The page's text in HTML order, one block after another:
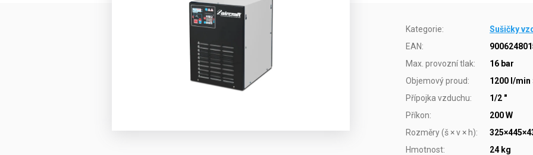
Kategorie:
Sušičky
EAN:
Max. provozní tlak:
16 bar
Objemový proud:
1200 l/min
Přípojka vzduchu:
1/2 "
Příkon:
200 W
Rozměry (š × v × h):
Hmotnost: 24 kg